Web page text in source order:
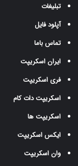
تبلیغات
آپلود فایل
تماس باما
ایران اسکریپت
فری اسکریپت
اسکریپت دات کام
اسکریپت ها
ایکس اسکریپت
وان اسکریپت